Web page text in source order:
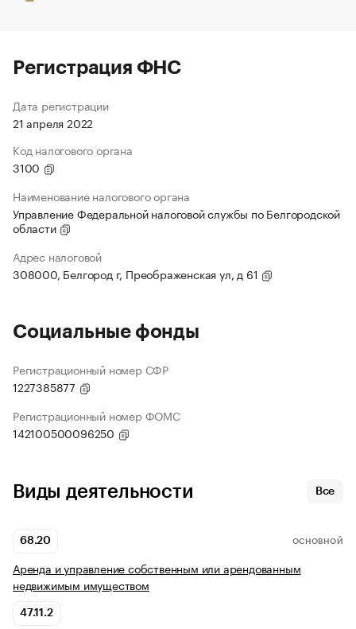
Регистрация ФНС
Дата регистрации
21 апреля 2022
Код налогового органа
3100
Наименование налогового органа
Управление Федеральной налоговой службы по Белгородской
области
Адрес налоговой
308000, Белгород г, Преображенская ул, д 61
Социальные фонды
Регистрационный номер СФР
1227385877
Регистрационный номер ФОМС
142100500096250
Виды деятельности Все
68.20 ОСНОВНОЙ
Аренда и управление собственным или арендованным
недвижимым имуществом
47.11.2